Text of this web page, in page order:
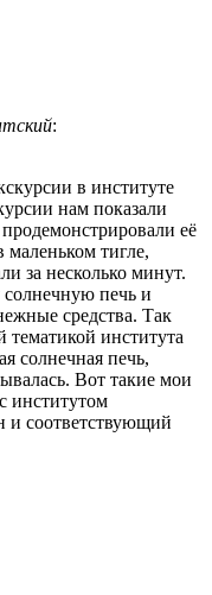
:
в институте
нам показали
её
маленьком тигле,
за несколько минут.
печь и
средства. Так
института
солнечная печь,
Вот такие мои
институтом
и соответствующий